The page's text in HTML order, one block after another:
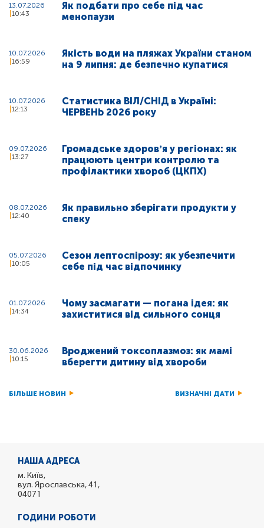
13.07.2026
10:43
Як подбати про себе під час
менопаузи
10.07.2026
16:59
Якість води на пляжах України станом
на 9 липня: де безпечно купатися
10.07.2026
12:13
Статистика ВІЛ/СНІД в Україні:
ЧЕРВЕНЬ 2026 року
09.07.2026
13:27
Громадське здоровʼя у регіонах: як
працюють центри контролю та
профілактики хвороб (ЦКПХ)
08.07.2026
12:40
Як правильно зберігати продукти у
спеку
05.07.2026
10:05
Сезон лептоспірозу: як убезпечити
себе під час відпочинку
01.07.2026
14:34
Чому засмагати — погана ідея: як
захиститися від сильного сонця
30.06.2026
10:15
Вроджений токсоплазмоз: як мамі
вберегти дитину від хвороби
БІЛЬШЕ НОВИН ВИЗНАЧНІ ДАТИ
НАША АДРЕСА
м. Київ,
вул. Ярославська, 41,
04071
ГОДИНИ РОБОТИ